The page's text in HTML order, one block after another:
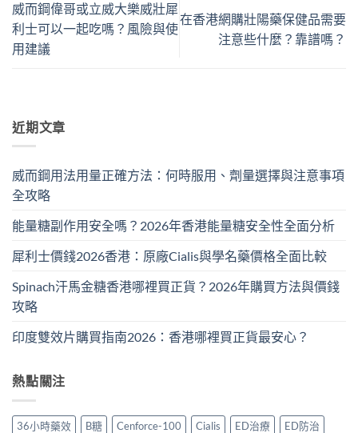
威而鋼偉哥或立威大樂威壯犀
利士可以一起吃嗎？風險與使
用建議
在香港網購壯陽藥保健品需要
注意些什麼？靠譜嗎？
近期文章
威而鋼用法用量正確方法：何時服用、劑量選擇與注意事項
全攻略
能量糖副作用安全嗎？2026年香港能量糖安全性全面分析
犀利士價錢2026香港：原廠Cialis與學名藥價格全面比較
Spinach汗馬金糖香港哪裡買正貨？2026年購買方法與價錢
攻略
印度雙效片購買指南2026：香港哪裡買正貨最安心？
熱點關注
36小時藥效 B糖 Cenforce-100 Cialis ED治療
ED防治